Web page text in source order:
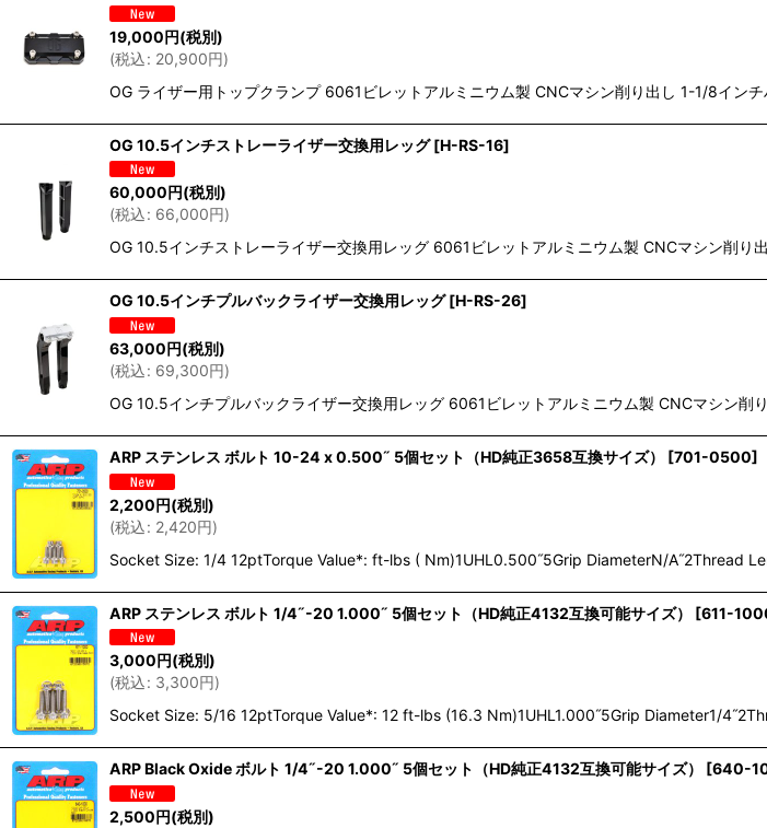
19,000円(税別)
(税込: 20,900円)
OG ライザー用トップクランプ 6061ビレットアルミニウム製 CNCマシン削り出し 1-1/8イン
OG 10.5インチストレーライザー交換用レッグ [H-RS-16]
60,000円(税別)
(税込: 66,000円)
OG 10.5インチストレーライザー交換用レッグ 6061ビレットアルミニウム製 CNCマシン削り
OG 10.5インチプルバックライザー交換用レッグ [H-RS-26]
63,000円(税別)
(税込: 69,300円)
OG 10.5インチプルバックライザー交換用レッグ 6061ビレットアルミニウム製 CNCマシン削
ARP ステンレス ボルト 10-24 x 0.500˝ 5個セット（HD純正3658互換サイズ） [701-0500]
2,200円(税別)
(税込: 2,420円)
Socket Size: 1/4 12ptTorque Value*: ft-lbs ( Nm)1UHL0.500˝5Grip DiameterN/A˝2Thread
ARP ステンレス ボルト 1/4˝-20 1.000˝ 5個セット（HD純正4132互換可能サイズ） [611-
3,000円(税別)
(税込: 3,300円)
Socket Size: 5/16 12ptTorque Value*: 12 ft-lbs (16.3 Nm)1UHL1.000˝5Grip Diameter1/
ARP Black Oxide ボルト 1/4˝-20 1.000˝ 5個セット（HD純正4132互換可能サイズ） [640-
2,500円(税別)